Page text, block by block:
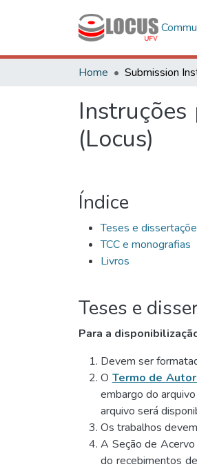
Home Submission
(Locus)
Índice
Teses e
TCC e monografias
Livros
Teses e
Para a
Devem ser
O Termo de
embargo do
arquivo será
Os trabalhos
A Seção de
do recebimentos